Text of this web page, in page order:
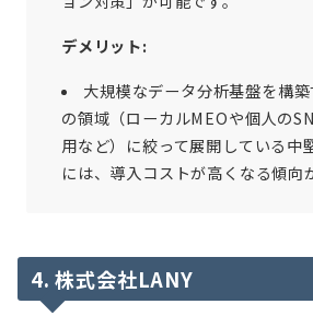
デメリット:
大規模なデータ分析基盤を構
の領域（ローカルMEOや個人の
用など）に絞って展開している中
には、導入コストが高くなる傾向
4. 株式会社LANY